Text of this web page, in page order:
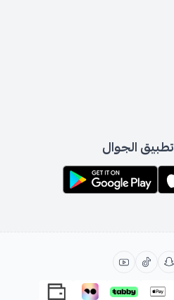
الجوال